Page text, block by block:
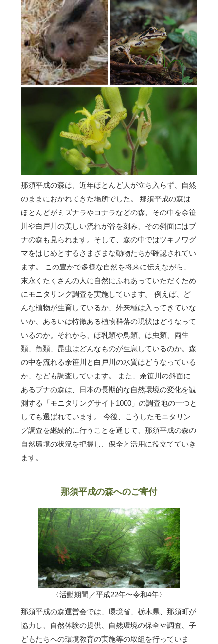
那須平成の森は、近年ほとんど人が立ち入らず、自然
のままにおかれてきた場所でした。 那須平成の森は
ほとんどがミズナラやコナラなどの森。その中を余笹
川や白戸川の美しい流れが谷を刻み、その斜面にはブ
ナの森も見られます。そして、森の中ではツキノワグ
マをはじめとするさまざまな動物たちが確認されてい
ます。 この豊かで多様な自然を将来に伝えながら、
末永くたくさんの人に自然にふれあっていただくため
にモニタリング調査を実施しています。 例えば、ど
んな植物が生育しているか、外来種は入ってきていな
いか、あるいは特徴ある植物群落の現状はどうなって
いるのか。それから、ほ乳類や鳥類、は虫類、両生
類、魚類、昆虫はどんなものが生息しているのか。森
の中を流れる余笹川と白戸川の水質はどうなっている
か、なども調査しています。 また、余笹川の斜面に
あるブナの森は、日本の長期的な自然環境の変化を観
測する「モニタリングサイト1000」の調査地の一つと
しても選ばれています。 今後、こうしたモニタリン
グ調査を継続的に行うことを通じて、那須平成の森の
自然環境の状況を把握し、保全と活用に役立てていき
ます。
那須平成の森へのご寄付
〈活動期間／平成22年〜令和4年〉
那須平成の森運営会では、環境省、栃木県、那須町が
協力し、自然体験の提供、自然環境の保全や調査、子
どもたちへの環境教育の実施等の取組を行っていま